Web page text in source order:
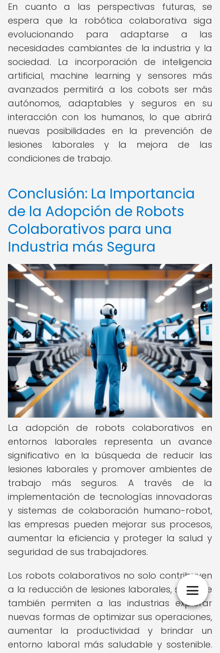
En cuanto a las perspectivas futuras, se
espera que la robótica colaborativa siga
evolucionando para adaptarse a las
necesidades cambiantes de la industria y la
sociedad. La incorporación de inteligencia
artificial, machine learning y sensores más
avanzados permitirá a los cobots ser más
autónomos, adaptables y seguros en su
interacción con los humanos, lo que abrirá
nuevas posibilidades en la prevención de
lesiones laborales y la mejora de las
condiciones de trabajo.
Conclusión: La Importancia
de la Adopción de Robots
Colaborativos para una
Industria más Segura
La adopción de robots colaborativos en
entornos laborales representa un avance
significativo en la búsqueda de reducir las
lesiones laborales y promover ambientes de
trabajo más seguros. A través de la
implementación de tecnologías innovadoras
y sistemas de colaboración humano-robot,
las empresas pueden mejorar sus procesos,
aumentar la eficiencia y proteger la salud y
seguridad de sus trabajadores.
Los robots colaborativos no solo contribuyen
a la reducción de lesiones laborales, sino que
también permiten a las industrias explorar
nuevas formas de optimizar sus operaciones,
aumentar la productividad y brindar un
entorno laboral más saludable y sostenible.